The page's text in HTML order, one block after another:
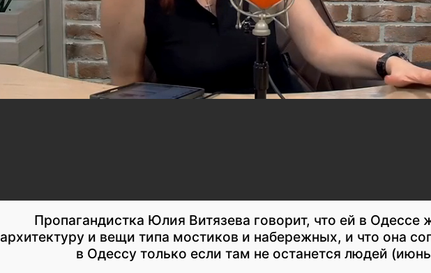
Пропагандистка Юлия Витязева говорит, что ей в Одессе
архитектуру и вещи типа мостиков и набережных, и что она
в Одессу только если там не останется людей